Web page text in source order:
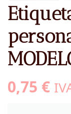
0,75 €